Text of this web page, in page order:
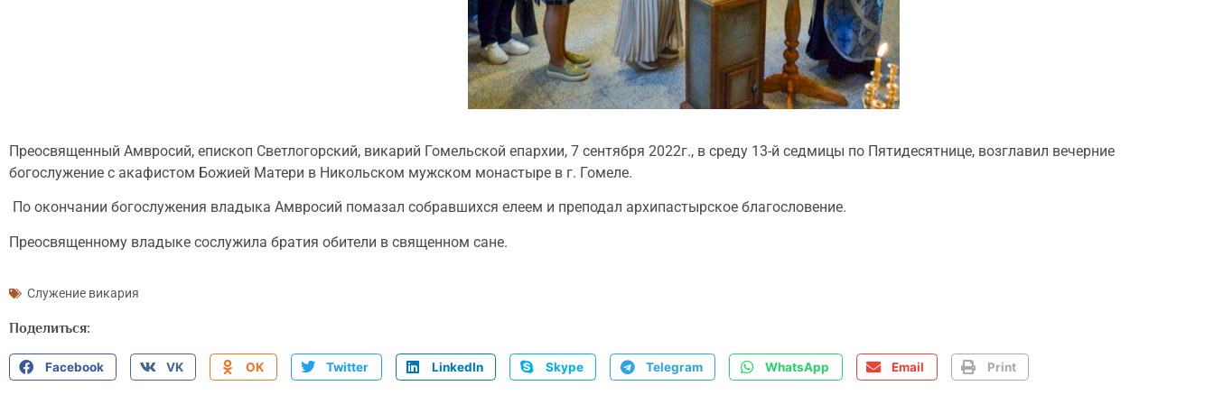
Преосвященный Амвросий, епископ Светлогорский, викарий Гомельской епархии, 7 сентября 2022г., в среду 13-й седмицы по Пятидесятнице, возглавил вечерние
богослужение с акафистом Божией Матери в Никольском мужском монастыре в г. Гомеле.
По окончании богослужения владыка Амвросий помазал собравшихся елеем и преподал архипастырское благословение.
Преосвященному владыке сослужила братия обители в священном сане.
Служение викария
Поделиться:
Facebook VK OK Twitter LinkedIn Skype Telegram WhatsApp Email Print